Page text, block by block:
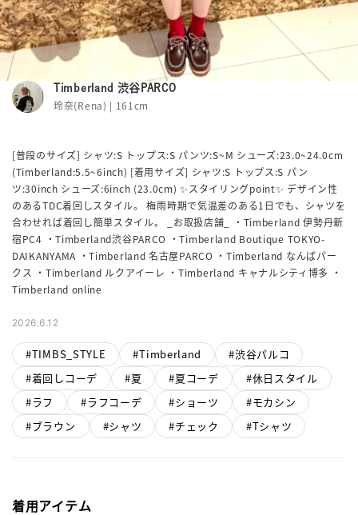
Timberland 渋谷PARCO
玲奈(Rena) | 161cm
[普段のサイズ] シャツ:S トップス:S パンツ:S~M シューズ:23.0~24.0cm
(Timberland:5.5~6inch) [着用サイズ] シャツ:S トップス:S パン
ツ:30inch シューズ:6inch (23.0cm) ✨スタイリングpoint✨ デザイン性
のあるTDC着回しスタイル。 梅雨時期で気温差のある1日でも、シャツを
合わせれば着回し簡単スタイル。 _お取扱店舗_ ・Timberland 伊勢丹新
宿PC4 ・Timberland渋谷PARCO ・Timberland Boutique TOKYO-
DAIKANYAMA ・Timberland 名古屋PARCO ・Timberland なんばパー
クス ・Timberland ルクアイーレ ・Timberland キャナルシティ博多 ・
2026.6.12
TIMBS_STYLE Timberland
渋谷パルコ
着回しコーデ
夏 夏コーデ
休日スタイル
ラフ
ラフコーデ ショーツ
モカシン
ブラウン
シャツ チェック Tシャツ
着用アイテム